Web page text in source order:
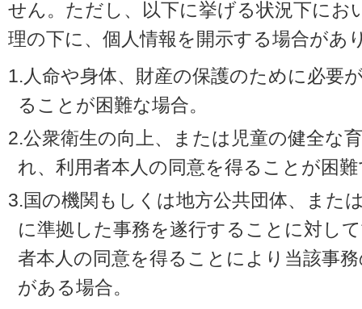
せん。ただし、以下に挙げる状況下にお
理の下に、個人情報を開示する場合があ
1.人命や身体、財産の保護のために必要
ることが困難な場合。
2.公衆衛生の向上、または児童の健全な
れ、利用者本人の同意を得ることが困
3.国の機関もしくは地方公共団体、また
に準拠した事務を遂行することに対し
者本人の同意を得ることにより当該事
がある場合。